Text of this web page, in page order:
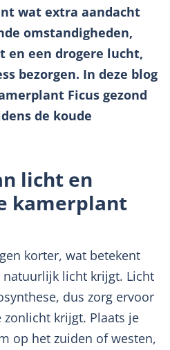
wat extra aandacht
omstandigheden,
en een drogere lucht,
bezorgen. In deze blog
Ficus gezond
de koude
licht en
kamerplant
korter, wat betekent
licht krijgt. Licht
dus zorg ervoor
krijgt. Plaats je
op het zuiden of westen,